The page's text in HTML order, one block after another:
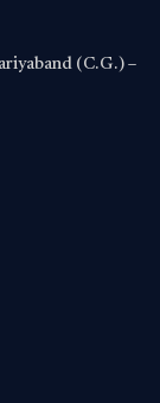
(C.G.) –